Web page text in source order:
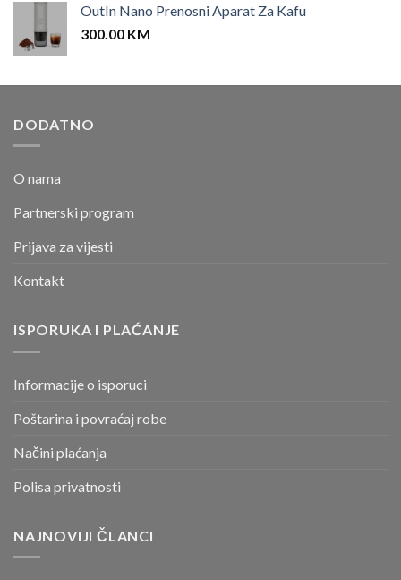
OutIn Nano Prenosni Aparat Za Kafu
300.00 KM
DODATNO
O nama
Partnerski program
Prijava za vijesti
Kontakt
ISPORUKA I PLAĆANJE
Informacije o isporuci
Poštarina i povraćaj robe
Načini plaćanja
Polisa privatnosti
NAJNOVIJI ČLANCI